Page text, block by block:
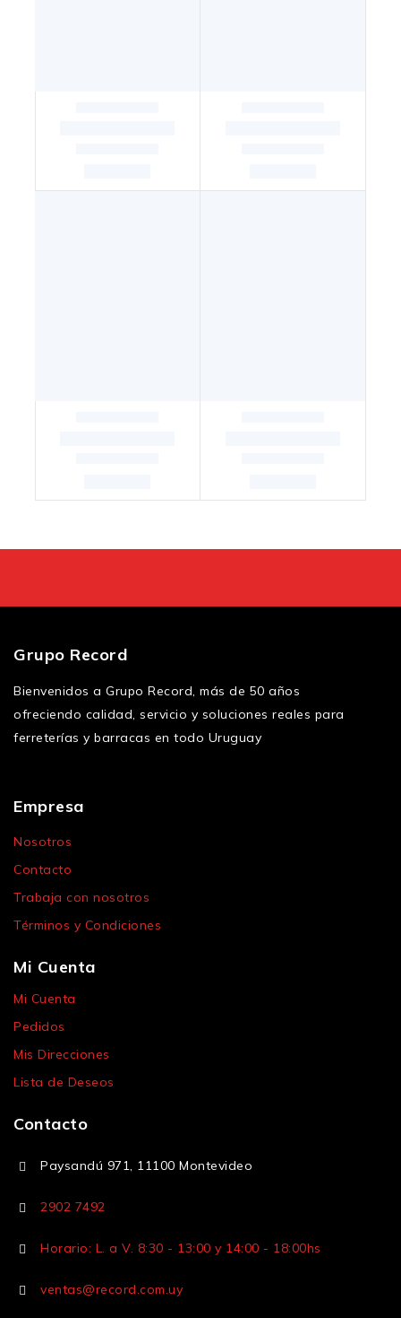
Grupo Record
Bienvenidos a Grupo Record, más de 50 años
ofreciendo calidad, servicio y soluciones reales para
ferreterías y barracas en todo Uruguay
Empresa
Nosotros
Contacto
Trabaja con nosotros
Términos y Condiciones
Mi Cuenta
Mi Cuenta
Pedidos
Mis Direcciones
Lista de Deseos
Contacto
Paysandú 971, 11100 Montevideo
2902 7492
Horario: L. a V. 8:30 - 13:00 y 14:00 - 18:00hs
ventas@record.com.uy